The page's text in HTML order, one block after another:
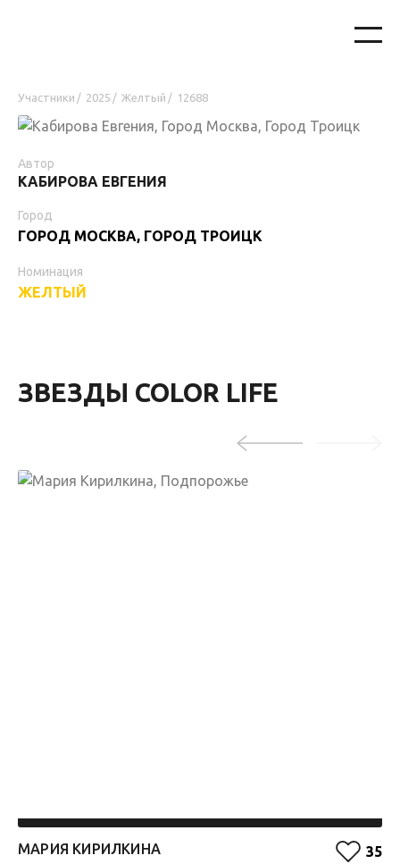
Участники / 2025 / Желтый / 12688
Автор
КАБИРОВА ЕВГЕНИЯ
Город
ГОРОД МОСКВА, ГОРОД ТРОИЦК
Номинация
ЖЕЛТЫЙ
ЗВЕЗДЫ COLOR LIFE
МАРИЯ КИРИЛКИНА
35